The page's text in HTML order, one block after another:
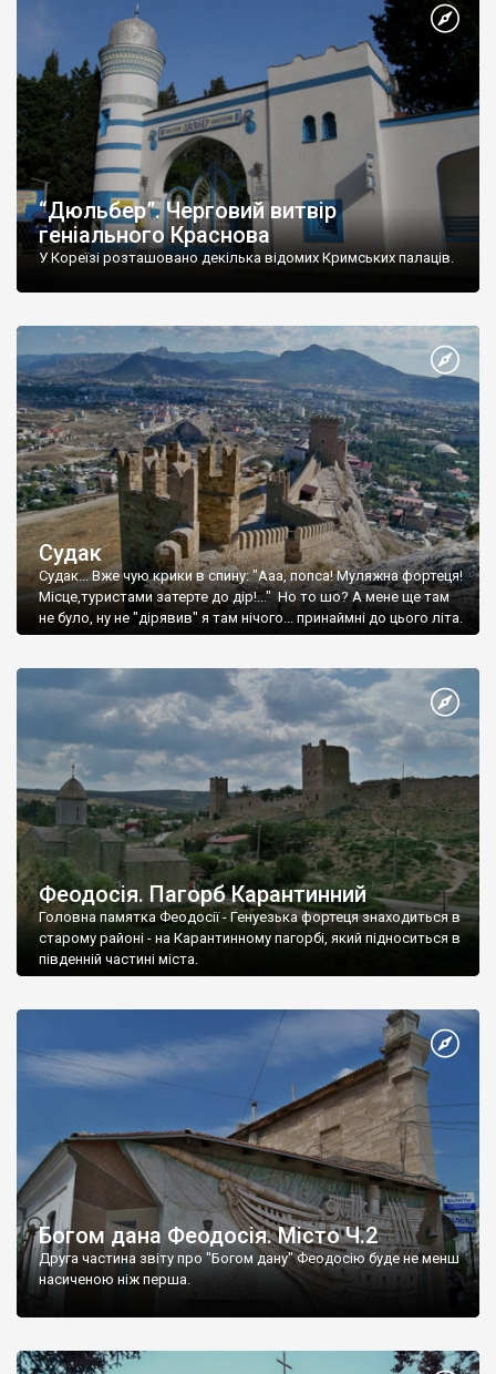
“Дюльбер”. Черговий витвір
геніального Краснова
У Кореїзі розташовано декілька відомих Кримських палаців.
Судак
Судак... Вже чую крики в спину: "Ааа, попса! Муляжна фортеця!
Місце,туристами затерте до дір!..." Но то шо? А мене ще там
не було, ну не "дірявив" я там нічого... принаймні до цього літа.
Феодосія. Пагорб Карантинний
Головна памятка Феодосії - Генуезька фортеця знаходиться в
старому районі - на Карантинному пагорбі, який підноситься в
південній частині міста.
Богом дана Феодосія. Місто Ч.2
Друга частина звіту про "Богом дану" Феодосію буде не менш
насиченою ніж перша.